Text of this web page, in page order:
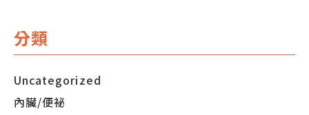
分類
Uncategorized
內臟/便祕